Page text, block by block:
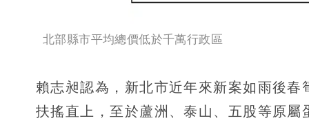
北部縣市平均總價低於千萬行政區
賴志昶認為，新北市近年來新案如雨後
扶搖直上，至於蘆洲、泰山、五股等原